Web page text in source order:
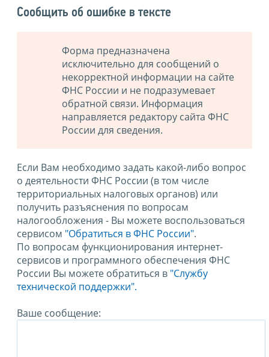
Сообщить об ошибке в тексте
Форма предназначена
исключительно для сообщений о
некорректной информации на сайте
ФНС России и не подразумевает
обратной связи. Информация
направляется редактору сайта ФНС
России для сведения.
Если Вам необходимо задать какой-либо вопрос
о деятельности ФНС России (в том числе
территориальных налоговых органов) или
получить разъяснения по вопросам
налогообложения - Вы можете воспользоваться
сервисом "Обратиться в ФНС России".
По вопросам функционирования интернет-
сервисов и программного обеспечения ФНС
России Вы можете обратиться в "Службу
технической поддержки".
Ваше сообщение: